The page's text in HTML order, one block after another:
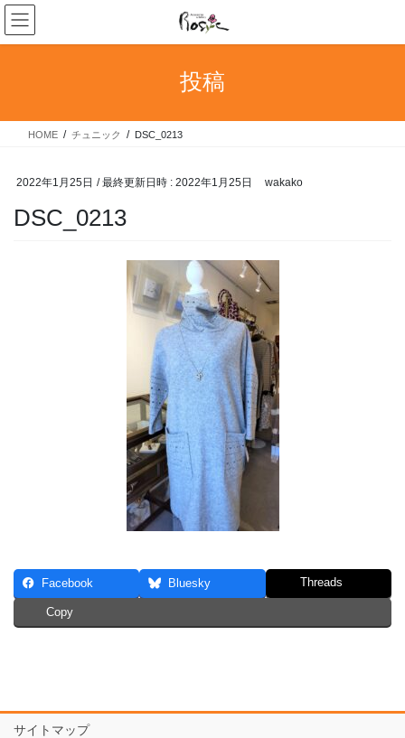
コ
ン
テ
ス
ナ
ビ
ゲ
ン
投稿
HOME チュニック DSC_0213
2022年1月25日 / 最終更新日時 : 2022年1月25日 wakako
DSC_0213
Facebook Bluesky Threads
Copy
サイトマップ